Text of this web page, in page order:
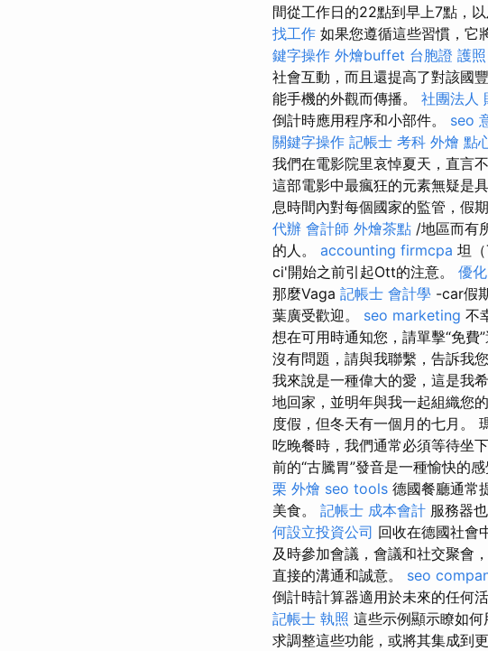
間從工作日的22點到早上7點，
找工作 如果您遵循這些習慣，它
鍵字操作 外燴buffet 台胞證 護
社會互動，而且還提高了對該國
能手機的外觀而傳播。 社團法人
倒計時應用程序和小部件。 seo
關鍵字操作 記帳士 考科 外燴 點
我們在電影院里哀悼夏天，直言
這部電影中最瘋狂的元素無疑是
息時間內對每個國家的監管，假
代辦 會計師 外燴茶點 /地區而有
的人。 accounting firmcpa 坦
ci'開始之前引起Ott的注意。 優化
那麼Vaga 記帳士 會計學 -car假
葉廣受歡迎。 seo marketing 不
想在可用時通知您，請單擊“免費
沒有問題，請與我聯繫，告訴我
我來說是一種偉大的愛，這是我
地回家，並明年與我一起組織您
度假，但冬天有一個月的七月。
吃晚餐時，我們通常必須等待坐
前的“古騰胃”發音是一種愉快的
栗 外燴 seo tools 德國餐廳通常
美食。 記帳士 成本會計 服務器
何設立投資公司 回收在德國社會
及時參加會議，會議和社交聚會
直接的溝通和誠意。 seo
倒計時計算器適用於未來的任何
記帳士 執照 這些示例顯示瞭如何
求調整這些功能，或將其集成到